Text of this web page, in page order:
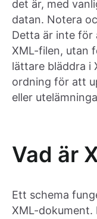
det är, med
datan. Notera
Detta är inte för
XML-filen, utan
lättare bläddra i
ordning för att
eller
Vad är
Ett schema
XML-